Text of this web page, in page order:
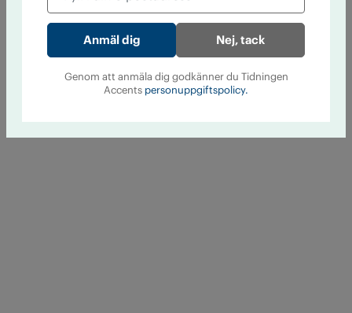
Nej, tack
Genom att anmäla dig godkänner du Tidningen
Accents personuppgiftspolicy.